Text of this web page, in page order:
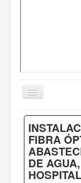
Cambiar
navegación
Inicio
Sociales
Institucional
Deportes
FIBRA
DE